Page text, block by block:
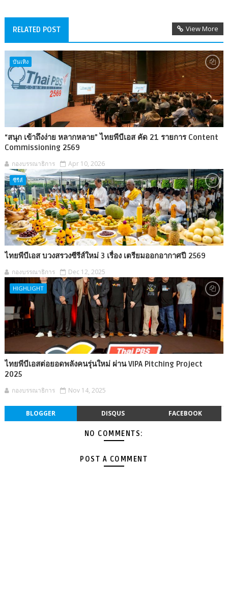
RELATED POST View More
บันเทิง
“สนุก เข้าถึงง่าย หลากหลาย” ไทยพีบีเอส คัด 21 รายการ Content
Commissioning 2569
กองบรรณาธิการ Apr 10, 2026
ซีรีส์
ไทยพีบีเอส บวงสรวงซีรีส์ใหม่ 3 เรื่อง เตรียมออกอากาศปี 2569
กองบรรณาธิการ Dec 12, 2025
HIGHLIGHT
ไทยพีบีเอสต่อยอดพลังคนรุ่นใหม่ ผ่าน VIPA Pitching Project
2025
กองบรรณาธิการ Nov 14, 2025
BLOGGER DISQUS FACEBOOK
NO COMMENTS:
POST A COMMENT